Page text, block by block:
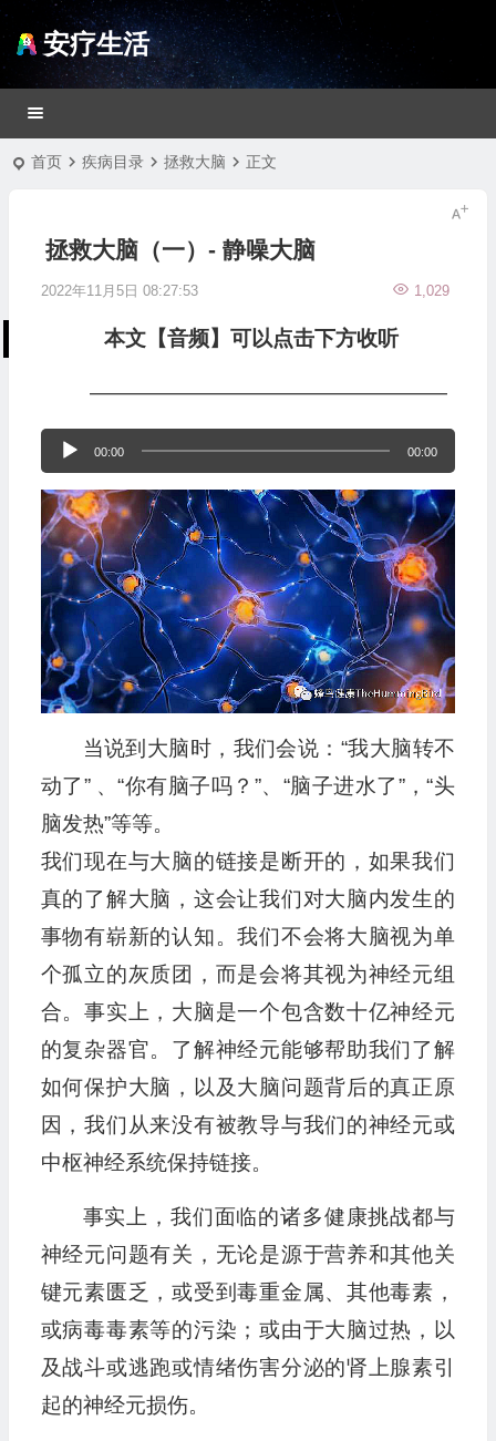
安疗生活
首页 疾病目录 拯救大脑 正文
拯救大脑（一）- 静噪大脑
2022年11月5日 08:27:53 1,029
本文【音频】可以点击下方收听
—————————————————
频
播
放
器
00:00 00:00
当说到大脑时，我们会说：“我大脑转不
动了” 、“你有脑子吗？”、“脑子进水了”，“头
脑发热”等等。
我们现在与大脑的链接是断开的，如果我们
真的了解大脑，这会让我们对大脑内发生的
事物有崭新的认知。我们不会将大脑视为单
个孤立的灰质团，而是会将其视为神经元组
合。事实上，大脑是一个包含数十亿神经元
的复杂器官。了解神经元能够帮助我们了解
如何保护大脑，以及大脑问题背后的真正原
因，我们从来没有被教导与我们的神经元或
中枢神经系统保持链接。
事实上，我们面临的诸多健康挑战都与
神经元问题有关，无论是源于营养和其他关
键元素匮乏，或受到毒重金属、其他毒素，
或病毒毒素等的污染；或由于大脑过热，以
及战斗或逃跑或情绪伤害分泌的肾上腺素引
起的神经元损伤。